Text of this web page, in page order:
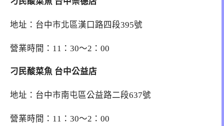
地址：台中市北區漢口路四段395號
營業時間：11：30～2：00
刁民酸菜魚 台中公益店
地址：台中市南屯區公益路二段637號
營業時間：11：30～2：00